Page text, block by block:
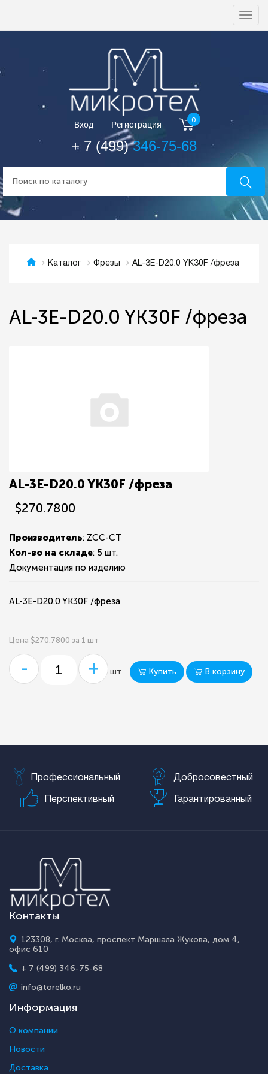
Вход Регистрация 0
+ 7 (499)346-75-68
Каталог Фрезы AL-3E-D20.0 YK30F /фреза
AL-3E-D20.0 YK30F /фреза
AL-3E-D20.0 YK30F /фреза
$270.7800
Производитель: ZCC-CT
Кол-во на складе: 5 шт.
Документация по изделию
AL-3E-D20.0 YK30F /фреза
Цена $270.7800 за 1 шт
- + шт Купить В корзину
Профессиональный Добросовестный
Перспективный Гарантированный
Контакты
123308, г. Москва, проспект Маршала Жукова, дом 4,
офис 610
+ 7 (499) 346-75-68
info@torelko.ru
Информация
О компании
Новости
Доставка